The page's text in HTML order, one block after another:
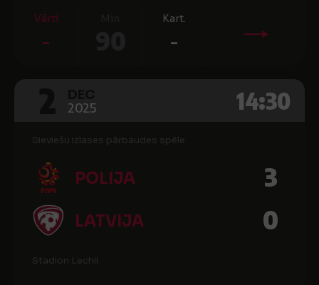
Vārti
-
Kart.
-
2025 14:30
Sieviešu izlases pārbaudes spēle
POLIJA 3
LATVIJA 0
Stadion Lechii